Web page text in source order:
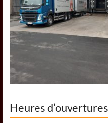
Heures d’ouvertures